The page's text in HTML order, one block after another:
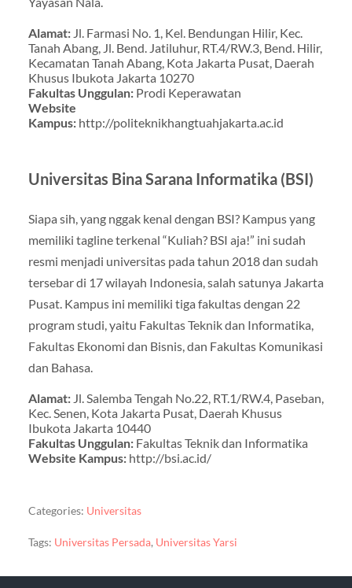
Alamat: Jl. Farmasi No. 1, Kel. Bendungan Hilir, Kec.
Tanah Abang, Jl. Bend. Jatiluhur, RT.4/RW.3, Bend. Hilir,
Kecamatan Tanah Abang, Kota Jakarta Pusat, Daerah
Khusus Ibukota Jakarta 10270
Fakultas Unggulan: Prodi Keperawatan
Website
Kampus: http://politeknikhangtuahjakarta.ac.id
Universitas Bina Sarana Informatika (BSI)
Siapa sih, yang nggak kenal dengan BSI? Kampus yang
memiliki tagline terkenal “Kuliah? BSI aja!” ini sudah
resmi menjadi universitas pada tahun 2018 dan sudah
tersebar di 17 wilayah Indonesia, salah satunya Jakarta
Pusat. Kampus ini memiliki tiga fakultas dengan 22
program studi, yaitu Fakultas Teknik dan Informatika,
Fakultas Ekonomi dan Bisnis, dan Fakultas Komunikasi
dan Bahasa.
Alamat: Jl. Salemba Tengah No.22, RT.1/RW.4, Paseban,
Kec. Senen, Kota Jakarta Pusat, Daerah Khusus
Ibukota Jakarta 10440
Fakultas Unggulan: Fakultas Teknik dan Informatika
Website Kampus: http://bsi.ac.id/
Categories: Universitas
Tags: Universitas Persada, Universitas Yarsi